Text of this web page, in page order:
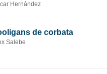
Hernández
de corbata
Salebe